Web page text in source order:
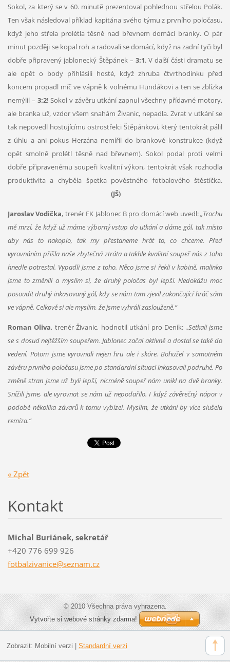
Sokol, za který se v 60. minutě prezentoval pohlednou střelou Polák.
Ten však následoval příklad kapitána svého týmu z prvního poločasu,
když jeho střela prolétla těsně nad břevnem domácí branky. O pár
minut později se kopal roh a radovali se domácí, když na zadní tyči byl
dobře připravený jablonecký Štěpánek – 3:1. V další části dramatu se
ale opět o body přihlásili hosté, když zhruba čtvrthodinku před
koncem propadl míč ve vápně k volnému Hundákovi a ten se zblízka
nemýlil – 3:2! Sokol v závěru utkání zapnul všechny přídavné motory,
ale branka už, vzdor všem snahám Živanic, nepadla. Zvrat v utkání se
tak nepovedl hostujícímu ostrostřelci Štěpánkovi, který tentokrát pálil
z úhlu a ani pokus Herzána nemířil do brankové konstrukce (když
opět smolně prolétl těsně nad břevnem). Sokol podal proti velmi
dobře připravenému soupeři kvalitní výkon, tentokrát však rozhodla
produktivita a chyběla špetka pověstného fotbalového štěstíčka.
(JŠ)
Jaroslav Vodička, trenér FK Jablonec B pro domácí web uvedl:„Trochu
mě mrzí, že když už máme výborný vstup do utkání a dáme gól, tak místo
aby nás to nakoplo, tak my přestaneme hrát to, co chceme. Před
vyrovnáním přišla naše zbytečná ztráta a takhle kvalitní soupeř nás z toho
hnedle potrestal. Vypadli jsme z toho. Něco jsme si řekli v kabině, malinko
jsme to změnili a myslím si, že druhý poločas byl lepší. Nedokážu moc
posoudit druhý inkasovaný gól, kdy se nám tam zjevil zakončující hráč sám
ve vápně. Celkově si ale myslím, že jsme vyhráli zaslouženě.“
Roman Oliva, trenér Živanic, hodnotil utkání pro Deník: „Setkali jsme
se s dosud nejtěžším soupeřem. Jablonec začal aktivně a dostal se také do
vedení. Potom jsme vyrovnali nejen hru ale i skóre. Bohužel v samotném
závěru prvního poločasu jsme po standardní situaci inkasovali podruhé. Po
změně stran jsme už byli lepší, nicméně soupeř nám unikl na dvě branky.
Snížili jsme, ale vyrovnat se nám už nepodařilo. I když závěrečný nápor v
podobě několika závarů k tomu vybízel. Myslím, že utkání by více slušela
remíza.“
« Zpět
Kontakt
Michal Buriánek, sekretář
+420 776 699 926
fotbalzivanice@seznam.cz
© 2010 Všechna práva vyhrazena.
Vytvořte si webové stránky zdarma!
Zobrazit: Mobilní verzi Standardní verzi